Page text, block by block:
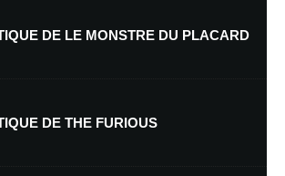
devrait bien marcher vu qu’il est fun 🙂
commentaire
DE LE MONSTRE DU PLACARD
DE THE FURIOUS